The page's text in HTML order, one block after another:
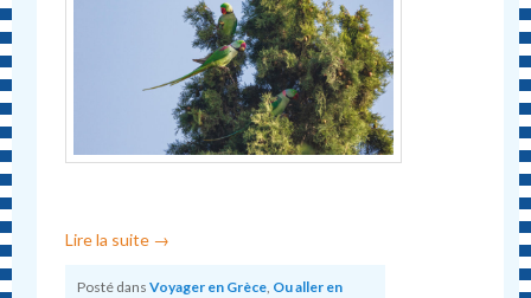
Lire la suite →
Posté dans Voyager en Grèce, Ou aller en